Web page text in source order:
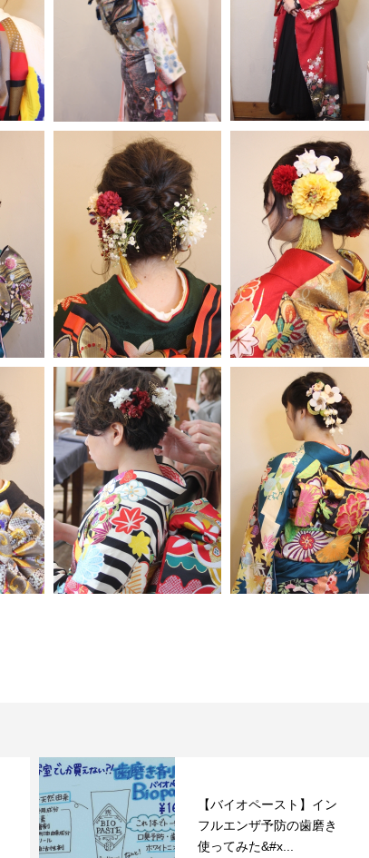
【バイオペースト】イン
フルエンザ予防の歯磨き
使ってみた&#x...